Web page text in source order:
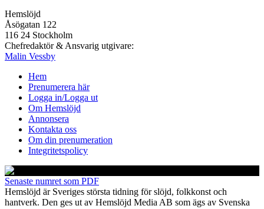
Hemslöjd
Åsögatan 122
116 24 Stockholm
Chefredaktör & Ansvarig utgivare:
Malin Vessby
Hem
Prenumerera här
Logga in/Logga ut
Om Hemslöjd
Annonsera
Kontakta oss
Om din prenumeration
Integritetspolicy
Senaste numret som PDF
Hemslöjd är Sveriges största tidning för slöjd, folkkonst och
hantverk. Den ges ut av Hemslöjd Media AB som ägs av Svenska